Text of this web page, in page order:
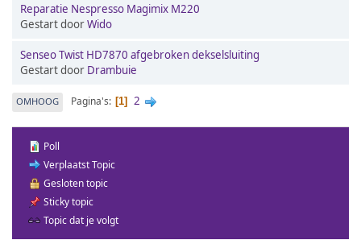
Reparatie Nespresso Magimix M220
Gestart doorWido
Senseo Twist HD7870 afgebroken dekselsluiting
Gestart door Drambuie
OMHOOG Pagina's 1 2
Poll
Verplaatst Topic
Gesloten topic
Sticky topic
Topic dat je volgt